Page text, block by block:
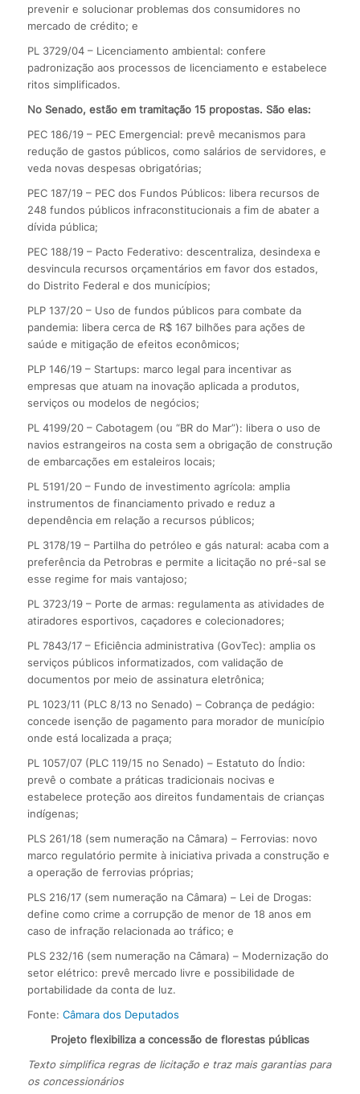
prevenir e solucionar problemas dos consumidores no
mercado de crédito; e
PL 3729/04 – Licenciamento ambiental: confere
padronização aos processos de licenciamento e estabelece
ritos simplificados.
No Senado, estão em tramitação 15 propostas. São elas:
PEC 186/19 – PEC Emergencial: prevê mecanismos para
redução de gastos públicos, como salários de servidores, e
veda novas despesas obrigatórias;
PEC 187/19 – PEC dos Fundos Públicos: libera recursos de
248 fundos públicos infraconstitucionais a fim de abater a
dívida pública;
PEC 188/19 – Pacto Federativo: descentraliza, desindexa e
desvincula recursos orçamentários em favor dos estados,
do Distrito Federal e dos municípios;
PLP 137/20 – Uso de fundos públicos para combate da
pandemia: libera cerca de R$ 167 bilhões para ações de
saúde e mitigação de efeitos econômicos;
PLP 146/19 – Startups: marco legal para incentivar as
empresas que atuam na inovação aplicada a produtos,
serviços ou modelos de negócios;
PL 4199/20 – Cabotagem (ou “BR do Mar”): libera o uso de
navios estrangeiros na costa sem a obrigação de construção
de embarcações em estaleiros locais;
PL 5191/20 – Fundo de investimento agrícola: amplia
instrumentos de financiamento privado e reduz a
dependência em relação a recursos públicos;
PL 3178/19 – Partilha do petróleo e gás natural: acaba com a
preferência da Petrobras e permite a licitação no pré-sal se
esse regime for mais vantajoso;
PL 3723/19 – Porte de armas: regulamenta as atividades de
atiradores esportivos, caçadores e colecionadores;
PL 7843/17 – Eficiência administrativa (GovTec): amplia os
serviços públicos informatizados, com validação de
documentos por meio de assinatura eletrônica;
PL 1023/11 (PLC 8/13 no Senado) – Cobrança de pedágio:
concede isenção de pagamento para morador de município
onde está localizada a praça;
PL 1057/07 (PLC 119/15 no Senado) – Estatuto do Índio:
prevê o combate a práticas tradicionais nocivas e
estabelece proteção aos direitos fundamentais de crianças
indígenas;
PLS 261/18 (sem numeração na Câmara) – Ferrovias: novo
marco regulatório permite à iniciativa privada a construção e
a operação de ferrovias próprias;
PLS 216/17 (sem numeração na Câmara) – Lei de Drogas:
define como crime a corrupção de menor de 18 anos em
caso de infração relacionada ao tráfico; e
PLS 232/16 (sem numeração na Câmara) – Modernização do
setor elétrico: prevê mercado livre e possibilidade de
portabilidade da conta de luz.
Fonte: Câmara dos Deputados
Projeto flexibiliza a concessão de florestas públicas
Texto simplifica regras de licitação e traz mais garantias para
os concessionários